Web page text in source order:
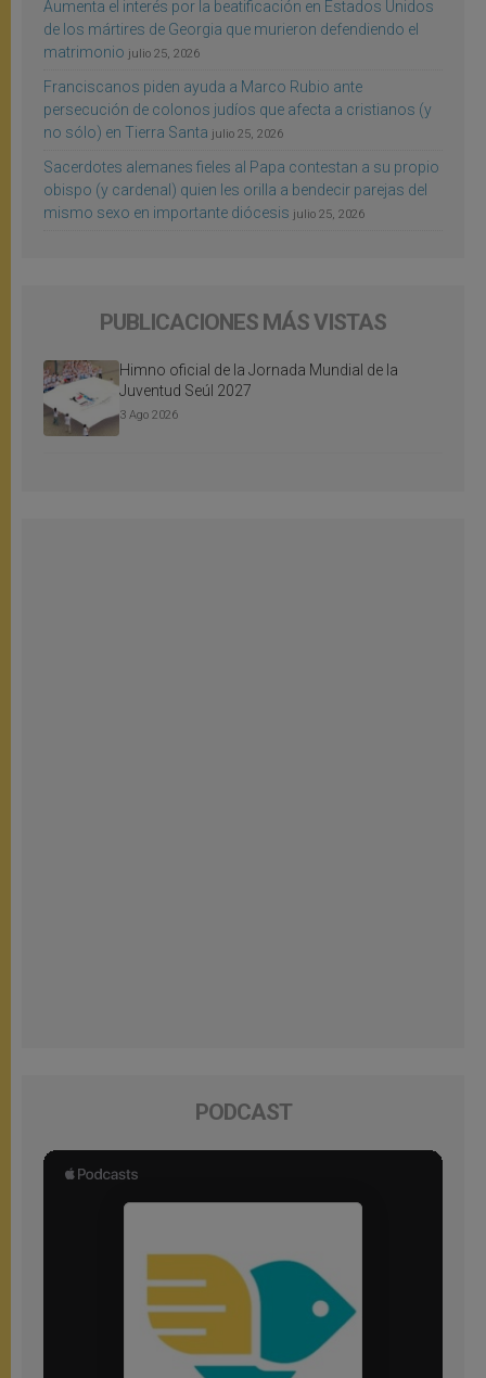
Aumenta el interés por la beatificación en Estados Unidos
de los mártires de Georgia que murieron defendiendo el
matrimonio julio 25, 2026
Franciscanos piden ayuda a Marco Rubio ante
persecución de colonos judíos que afecta a cristianos (y
no sólo) en Tierra Santa julio 25, 2026
Sacerdotes alemanes fieles al Papa contestan a su propio
obispo (y cardenal) quien les orilla a bendecir parejas del
mismo sexo en importante diócesis julio 25, 2026
PUBLICACIONES MÁS VISTAS
Himno oficial de la Jornada Mundial de la
Juventud Seúl 2027
3 Ago 2026
PODCAST